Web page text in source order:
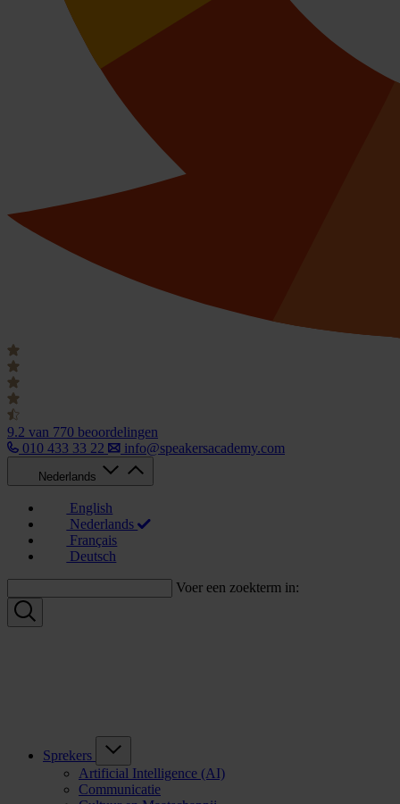
9.2 van 770 beoordelingen
010 433 33 22
info@speakersacademy.com
Nederlands
English
Nederlands
Français
Deutsch
Voer een zoekterm in:
Sprekers
Artificial Intelligence (AI)
Communicatie